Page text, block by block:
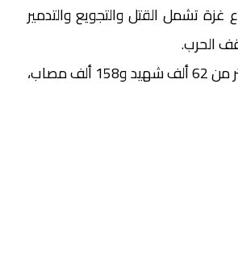
غزة تشمل القتل والتجويع والتدمير
الحرب.
ووفقا لأحدث إحصاءات وزارة الصحة في القطاع، فقد خلفت حرب الإبادة أكثر من 62 ألف شهيد و158 ألف مصاب،